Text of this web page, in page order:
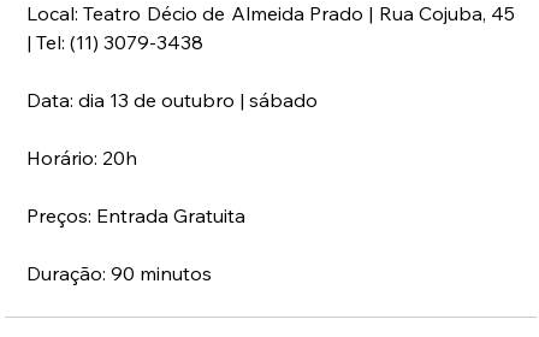
Local: Teatro Décio de Almeida Prado | Rua Cojuba, 45
| Tel: (11) 3079-3438
Data: dia 13 de outubro | sábado
Horário: 20h
Preços: Entrada Gratuita
Duração: 90 minutos